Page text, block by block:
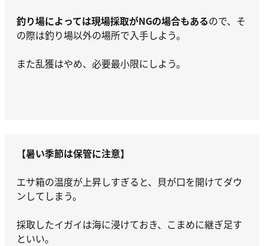
釣り場によっては現場採取がNGの場合もあるので、そ
の際は釣り場以外の場所で入手しよう。
また乱獲はやめ、必要最小限にしよう。
【暑い季節は保管に注意】
エサ箱の温度が上昇しすぎると、貝が口を開けてダウ
ンしてしまう。
採取したイガイは海に浸けておき、こまめに継ぎ足す
といい。